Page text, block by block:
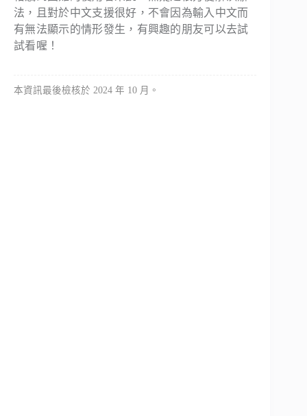
法，且對於中文支援很好，不會因為輸入中文而
有無法顯示的情形發生，有興趣的朋友可以去試
試看喔！
本資訊最後檢核於 2024 年 10 月。